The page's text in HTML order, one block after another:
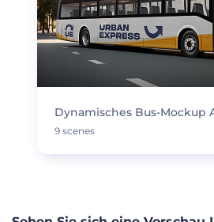
Dynamisches Bus-Mockup
9 scenes